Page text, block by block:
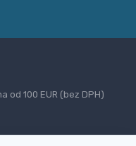
od 100 EUR (bez DPH)